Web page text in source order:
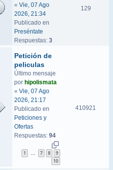
« Vie, 07 Ago
2026, 21:34
Publicado en
Preséntate
Respuestas: 3
129
Petición de
peliculas
Último mensaje
por hipolismata
« Vie, 07 Ago
2026, 21:17
Publicado en
Peticiones y
Ofertas
Respuestas: 94
1 7 8
9
10
410921